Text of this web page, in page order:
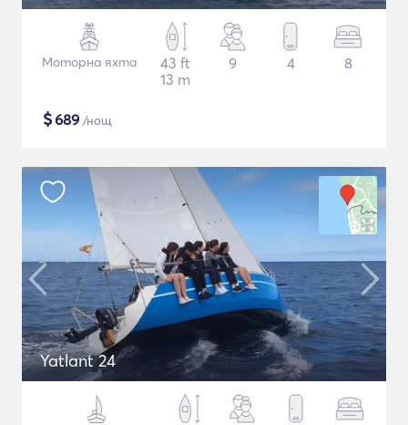
Моторна яхта
43 ft
13 m
9 4 8
$689 /нощ
Yatlant 24